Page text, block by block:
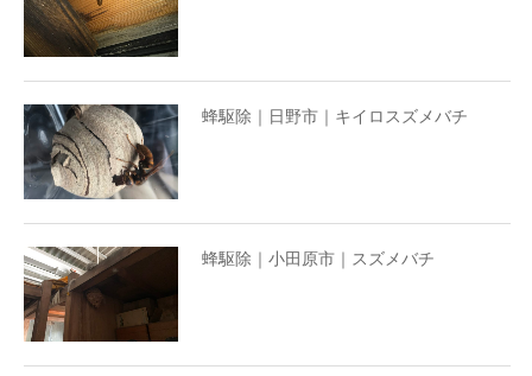
蜂駆除｜日野市｜キイロスズメバチ
蜂駆除｜小田原市｜スズメバチ